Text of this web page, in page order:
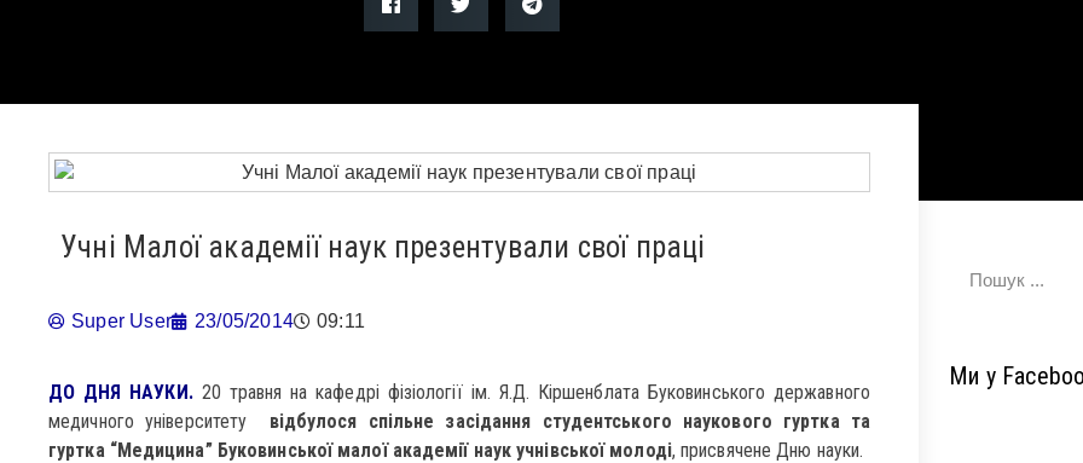
Учні Малої академії наук презентували свої праці
Super User 23/05/2014 09:11
ДО ДНЯ НАУКИ.20 травня на кафедрі фізіології ім. Я.Д. Кіршенблата Буковинського державного
медичного університету відбулося спільне засідання студентського наукового гуртка та
гуртка “Медицина” Буковинської малої академії наук учнівської молоді, присвячене Дню науки.
Ми у